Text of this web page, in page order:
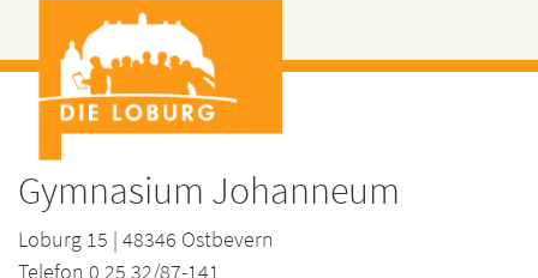
Gymnasium Johanneum
Loburg 15 | 48346 Ostbevern
Telefon 0 25 32/87-141